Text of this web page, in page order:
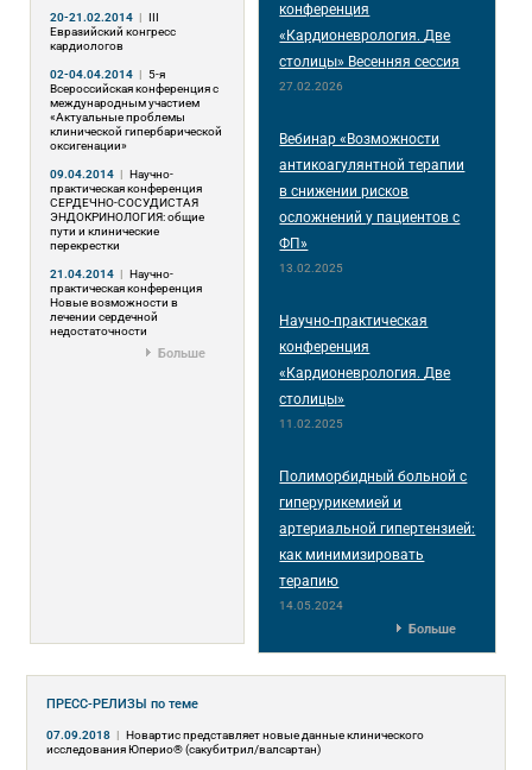
20-21.02.2014 | III
Евразийский конгресс
кардиологов
02-04.04.2014 | 5-я
Всероссийская конференция с
международным участием
«Актуальные проблемы
клинической гипербарической
оксигенации»
09.04.2014 | Научно-
практическая конференция
СЕРДЕЧНО-СОСУДИСТАЯ
ЭНДОКРИНОЛОГИЯ: общие
пути и клинические
перекрестки
21.04.2014 | Научно-
практическая конференция
Новые возможности в
лечении сердечной
недостаточности
Больше
конференция
«Кардионеврология. Две
столицы» Весенняя сессия
27.02.2026
Вебинар «Возможности
антикоагулянтной терапии
в снижении рисков
осложнений у пациентов с
ФП»
13.02.2025
Научно-практическая
конференция
«Кардионеврология. Две
столицы»
11.02.2025
Полиморбидный больной с
гиперурикемией и
артериальной гипертензией:
как минимизировать
терапию
14.05.2024
Больше
ПРЕСС-РЕЛИЗЫпо теме
07.09.2018 | Новартис представляет новые данные клинического
исследования Юперио® (сакубитрил/валсартан)